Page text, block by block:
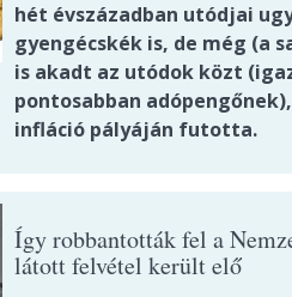
hét évszázadban utódjai
gyengécskék is, de még (a
is akadt az utódok közt
pontosabban
infláció pályáján futotta.
Így robbantották fel a
látott felvétel került elő